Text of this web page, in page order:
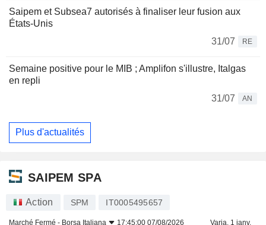
Saipem et Subsea7 autorisés à finaliser leur fusion aux
États-Unis
31/07
RE
Semaine positive pour le MIB ; Amplifon s'illustre, Italgas
en repli
31/07
AN
Plus d'actualités
SAIPEM SPA
Action SPM IT0005495657
Marché Fermé - Borsa Italiana 17:45:00 07/08/2026 Varia. 1 janv.